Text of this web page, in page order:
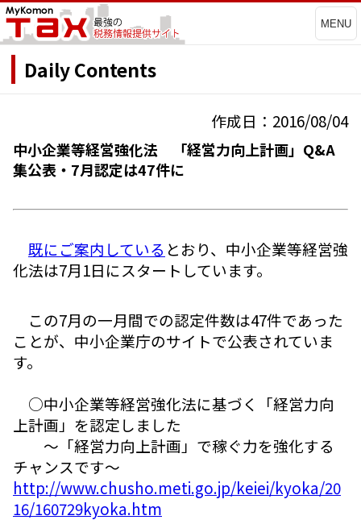
MENU
Daily Contents
作成日：2016/08/04
中小企業等経営強化法 「経営力向上計画」Q&A
集公表・7月認定は47件に
既にご案内している とおり、中小企業等経営強
化法は7月1日にスタートしています。
この7月の一月間での認定件数は47件であった
ことが、中小企業庁のサイトで公表されていま
す。
○中小企業等経営強化法に基づく「経営力向
上計画」を認定しました
～「経営力向上計画」で稼ぐ力を強化する
チャンスです～
http://www.chusho.meti.go.jp/keiei/kyoka/20
16/160729kyoka.htm